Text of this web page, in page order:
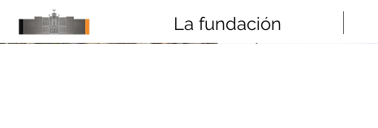
La fundación